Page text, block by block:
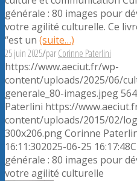
générale : 80 images pour
votre agilité culturelle. Ce
“est un (suite…)
25 juin 2025/parCorinne Paterlini
https://www.aeciut.fr/wp-
content/uploads/2025/06/
generale_80-images.jpeg564
Paterlini https://
content/uploads/2015/02/
300x206.pngCorinne
16:11:302025-06-25 16:17:48
générale : 80 images pour
votre agilité culturelle